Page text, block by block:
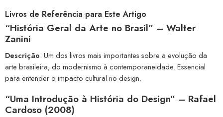
Livros de Referência para Este Artigo
“História Geral da Arte no Brasil” – Walter
Zanini
Descrição: Um dos livros mais importantes sobre a evolução da
arte brasileira, do modernismo à contemporaneidade. Essencial
para entender o impacto cultural no design.
“Uma Introdução à História do Design” – Rafael
Cardoso (2008)